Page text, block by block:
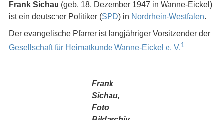
Frank Sichau (geb. 18. Dezember 1947 in Wanne-Eickel)
ist ein deutscher Politiker (SPD) in Nordrhein-Westfalen.
Der evangelische Pfarrer ist langjähriger Vorsitzender der
Gesellschaft für Heimatkunde Wanne-Eickel e. V.1
Frank
Sichau,
Foto